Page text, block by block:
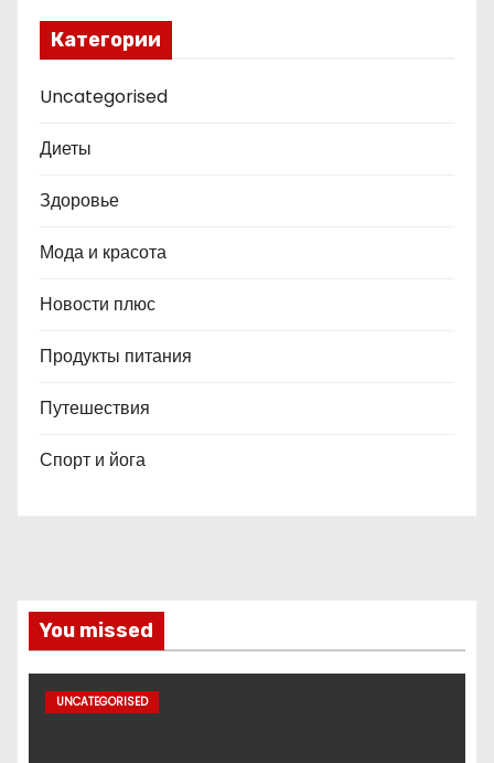
Категории
Uncategorised
Диеты
Здоровье
Мода и красота
Новости плюс
Продукты питания
Путешествия
Спорт и йога
You missed
UNCATEGORISED